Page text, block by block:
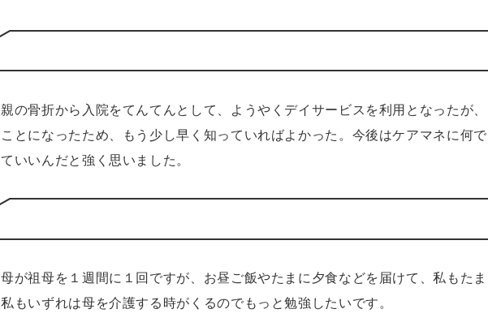
親の骨折から入院をてんてんとして、ようやくデイサービスを利用となったが
ことになったため、もう少し早く知っていればよかった。今後はケアマネに何
ていいんだと強く思いました。
母が祖母を１週間に１回ですが、お昼ご飯やたまに夕食などを届けて、私もた
私もいずれは母を介護する時がくるのでもっと勉強したいです。